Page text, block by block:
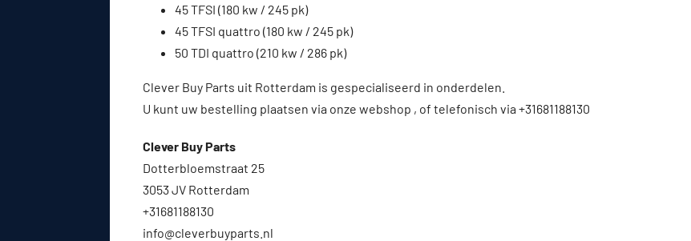
45 TFSI (180 kw / 245 pk)
45 TFSI quattro (180 kw / 245 pk)
50 TDI quattro (210 kw / 286 pk)
Clever Buy Parts uit Rotterdam is gespecialiseerd in onderdelen.
U kunt uw bestelling plaatsen via onze webshop , of telefonisch via +31681188130
Clever Buy Parts
Dotterbloemstraat 25
3053 JV Rotterdam
+31681188130
info@cleverbuyparts.nl